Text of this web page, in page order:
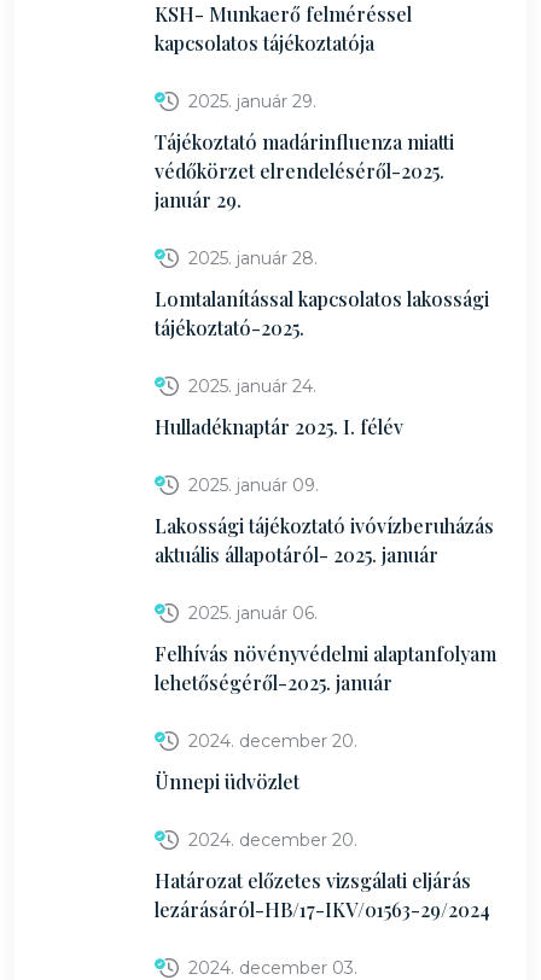
KSH- Munkaerő felméréssel
kapcsolatos tájékoztatója
2025. január 29.
Tájékoztató madárinfluenza miatti
védőkörzet elrendeléséről-2025.
január 29.
2025. január 28.
Lomtalanítással kapcsolatos lakossági
tájékoztató-2025.
2025. január 24.
Hulladéknaptár 2025. I. félév
2025. január 09.
Lakossági tájékoztató ivóvízberuházás
aktuális állapotáról- 2025. január
2025. január 06.
Felhívás növényvédelmi alaptanfolyam
lehetőségéről-2025. január
2024. december 20.
Ünnepi üdvözlet
2024. december 20.
Határozat előzetes vizsgálati eljárás
lezárásáról-HB/17-IKV/01563-29/2024
2024. december 03.